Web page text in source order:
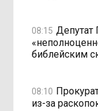
08:15 Депутат
библейским
08:10
из-за